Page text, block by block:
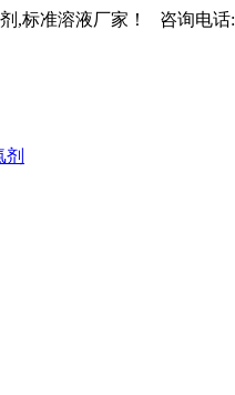
,标准溶液厂家！ 咨询电话:
剂